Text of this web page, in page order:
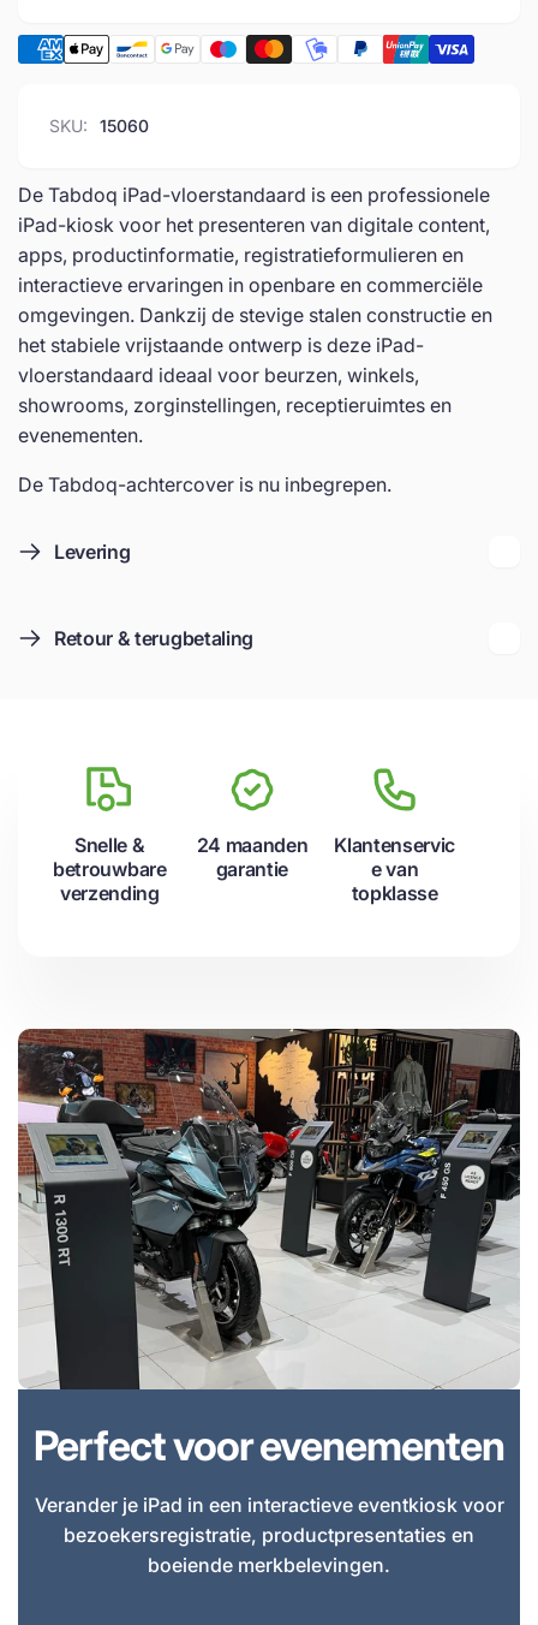
vloerstandaard
voor
en
11
iPad-
vloerstandaard
10
iPad
SKU: 15060
De Tabdoq iPad-vloerstandaard is een professionele
iPad-kiosk voor het presenteren van digitale content,
apps, productinformatie, registratieformulieren en
interactieve ervaringen in openbare en commerciële
omgevingen. Dankzij de stevige stalen constructie en
het stabiele vrijstaande ontwerp is deze iPad-
vloerstandaard ideaal voor beurzen, winkels,
showrooms, zorginstellingen, receptieruimtes en
evenementen.
De Tabdoq-achtercover is nu inbegrepen.
Levering
Retour & terugbetaling
Snelle &
betrouwbare
verzending
24 maanden
garantie
Klantenservic
e van
topklasse
Perfect voor evenementen
Verander je iPad in een interactieve eventkiosk voor
bezoekersregistratie, productpresentaties en
boeiende merkbelevingen.